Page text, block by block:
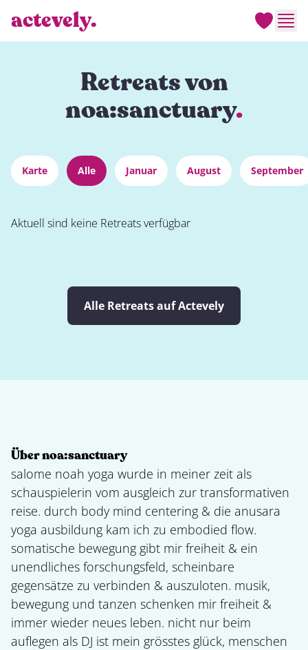
actevely.
Retreats von
noa:sanctuary.
Karte Alle Januar August September
Aktuell sind keine Retreats verfügbar
Alle Retreats auf Actevely
Über noa:sanctuary
salome noah yoga wurde in meiner zeit als
schauspielerin vom ausgleich zur transformativen
reise. durch body mind centering & die anusara
yoga ausbildung kam ich zu embodied flow.
somatische bewegung gibt mir freiheit & ein
unendliches forschungsfeld, scheinbare
gegensätze zu verbinden & auszuloten. musik,
bewegung und tanzen schenken mir freiheit &
immer wieder neues leben. nicht nur beim
auflegen als DJ ist mein grösstes glück, menschen